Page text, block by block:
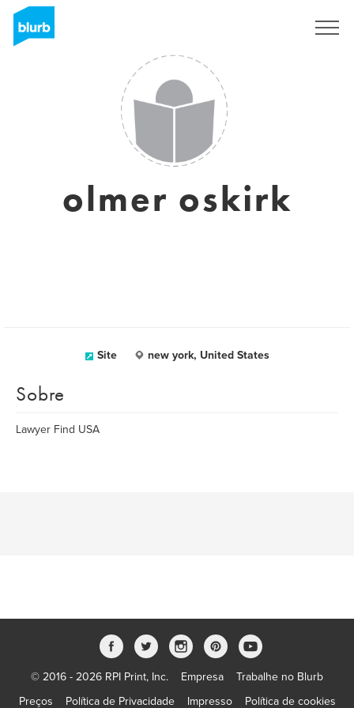
olmer oskirk
Site new york, United States
Sobre
Lawyer Find USA
© 2016 - 2026 RPI Print, Inc. Empresa
Trabalhe no Blurb
Preços
Política de Privacidade Impresso Política de cookies